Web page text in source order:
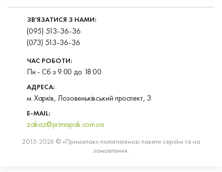
ЗВ'ЯЗАТИСЯ З НАМИ:
(095) 513-36-36
(073) 513-36-36
ЧАС РОБОТИ:
Пн - Сб з 9:00 до 18:00.
АДРЕСА:
м. Харків, Лозовеньківський проспект, 3
E-MAIL:
zakaz@primapak.com.ua
2013-2026 © «Примапак» поліетиленові пакети серійні та на
замовлення.